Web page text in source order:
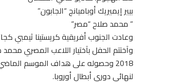
بيير إيميريك أوباميانج “الجابون”
” محمد صلاح “مصر”
وعادت الجنوب أفريقية كريستينا ثيمبي
2018 وحصوله على هداف الموسم
لنهائي دوري أبطال أوروبا.